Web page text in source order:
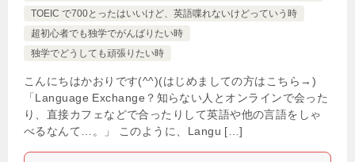
TOEIC で700とったはいいけど、英語喋れないけどっていう時
超初心者でも独学でがんばりたい時
独学でどうしても頑張りたい時
こんにちはかおりです(^^)(はじめましての方はこちら→)
「Language Exchange？知らない人とオンラインで会った
り、直接カフェなどで合ったりして英語や他の言語をしゃ
べるなんて…。」 このように、Langu […]